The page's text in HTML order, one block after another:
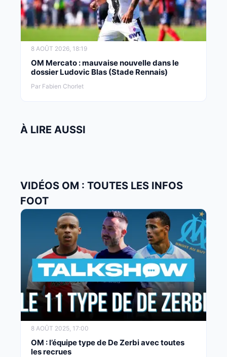
8 AOÛT 2026, 18:19
OM Mercato : mauvaise nouvelle dans le
dossier Ludovic Blas (Stade Rennais)
Par Fabien Chorlet
À LIRE AUSSI
VIDÉOS OM : TOUTES LES INFOS
FOOT
8 AOÛT 2025, 17:00
OM : l’équipe type de De Zerbi avec toutes
les recrues